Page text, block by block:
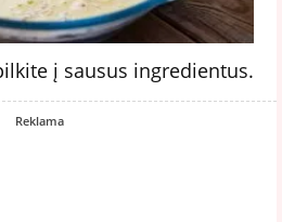
į sausus ingredientus.
Reklama